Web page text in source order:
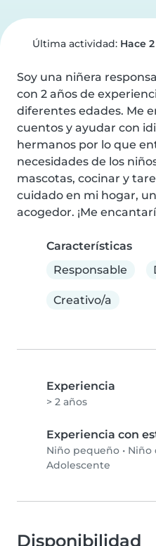
Última actividad: Hace
Soy una niñera
con 2 años de
diferentes edades. Me
cuentos y ayudar con
hermanos por lo que
necesidades de los
mascotas, cocinar y
cuidado en mi hogar,
acogedor. ¡Me
Características
Responsable
Creativo/a
Experiencia
> 2 años
Experiencia con
Niño pequeño • Niño
Adolescente
Disponibilidad